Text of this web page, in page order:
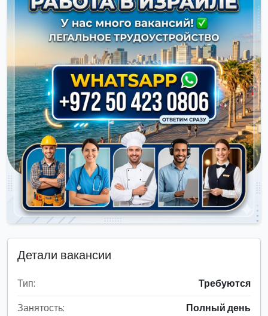
Детали вакансии
Тип:
Требуются
Занятость:
Полный день